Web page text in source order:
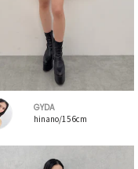
GYDA
hinano/156cm